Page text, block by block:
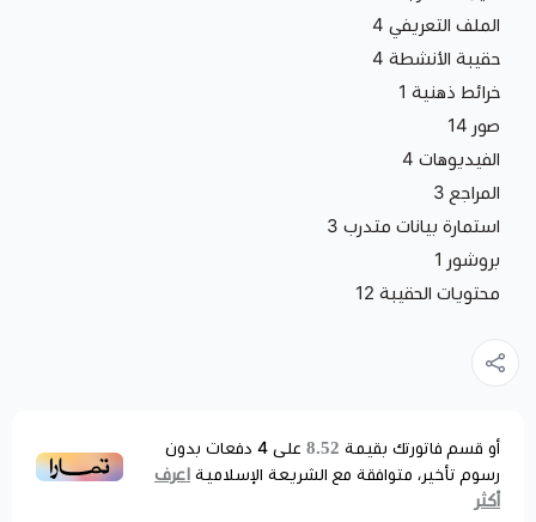
الملف التعريفي 4
حقيبة الأنشطة 4
خرائط ذهنية 1
صور 14
الفيديوهات 4
المراجع 3
استمارة بيانات متدرب 3
بروشور 1
محتويات الحقيبة 12
أو قسم فاتورتك بقيمة 8.52 على 4 دفعات بدون
رسوم تأخير، متوافقة مع الشريعة الإسلامية اعرف
أكثر